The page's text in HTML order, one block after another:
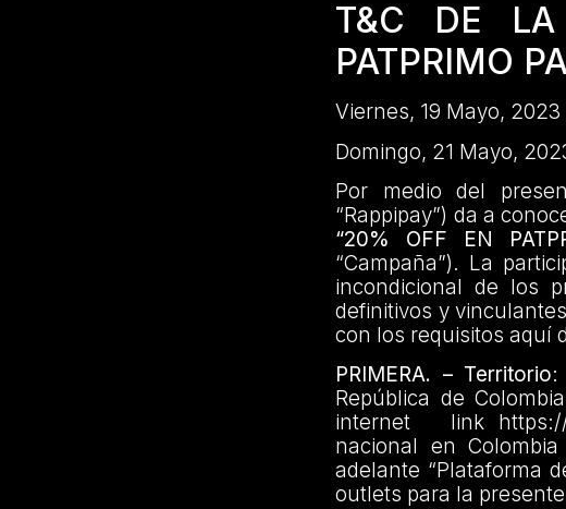
T&C DE
PATPRIMO
Viernes, 19 Mayo, 2023
Domingo, 21 Mayo,
Por medio del
“Rappipay”) da a
“20% OFF EN
“Campaña”). La
incondicional de los
definitivos y
con los requisitos aquí
PRIMERA. – Territorio:
República de
internet link https://
nacional en
adelante “Plataforma
outlets para la